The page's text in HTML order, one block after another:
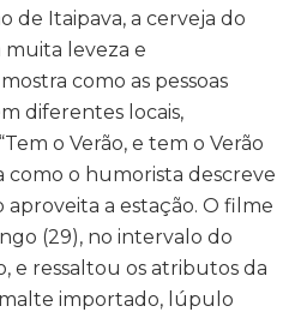
de Itaipava, a cerveja do
leveza e
como as pessoas
diferentes locais,
o Verão, e tem o Verão
como o humorista descreve
aproveita a estação. O filme
(29), no intervalo do
e ressaltou os atributos da
importado, lúpulo